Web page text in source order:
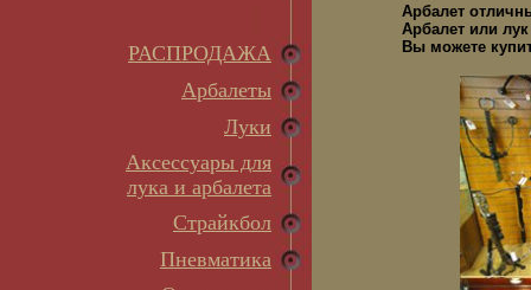
РАСПРОДАЖА
Арбалеты
Луки
Аксессуары для
лука и арбалета
Страйкбол
Пневматика
Арбалет
Арбалет или
Вы можете